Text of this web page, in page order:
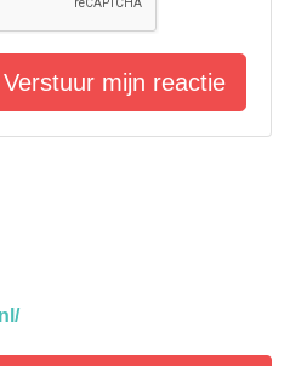
Verstuur mijn reactie